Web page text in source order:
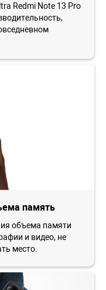
Redmi Note 13 Pro
память
объема памяти
и видео, не
место.